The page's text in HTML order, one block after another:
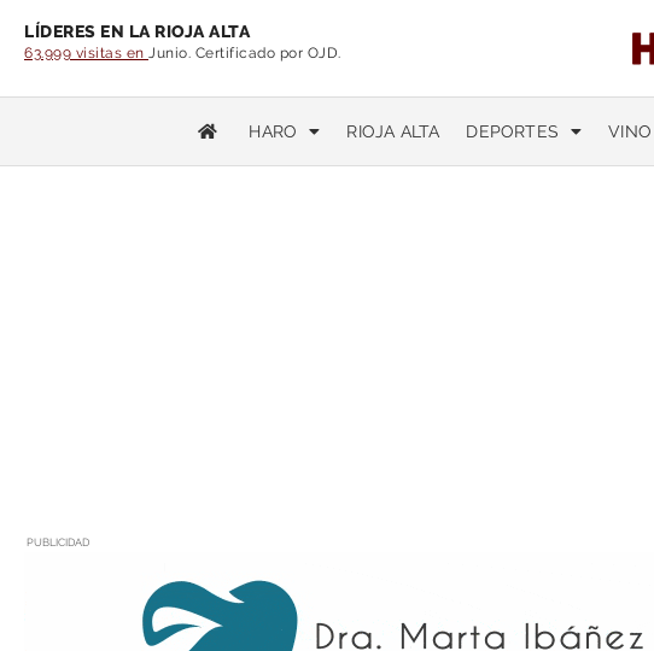
LÍDERES EN LA RIOJA ALTA
63.999 visitas en Junio. Certificado por OJD.
HARO RIOJA ALTA DEPORTES VINO
PUBLICIDAD